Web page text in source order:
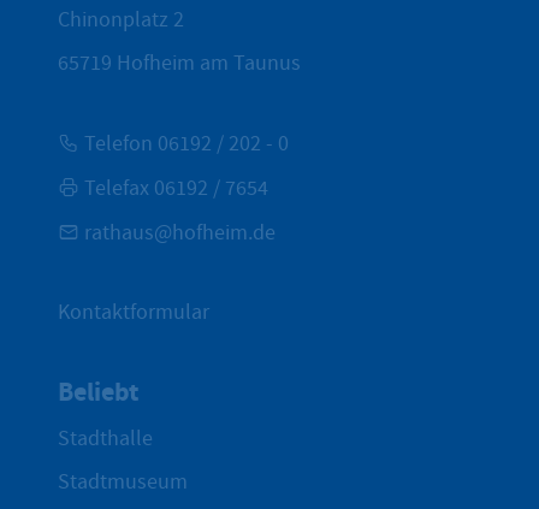
Chinonplatz 2
65719 Hofheim am Taunus
Telefon 06192 / 202 - 0
Telefax 06192 / 7654
rathaus@hofheim.de
Kontaktformular
Beliebt
Stadthalle
Stadtmuseum